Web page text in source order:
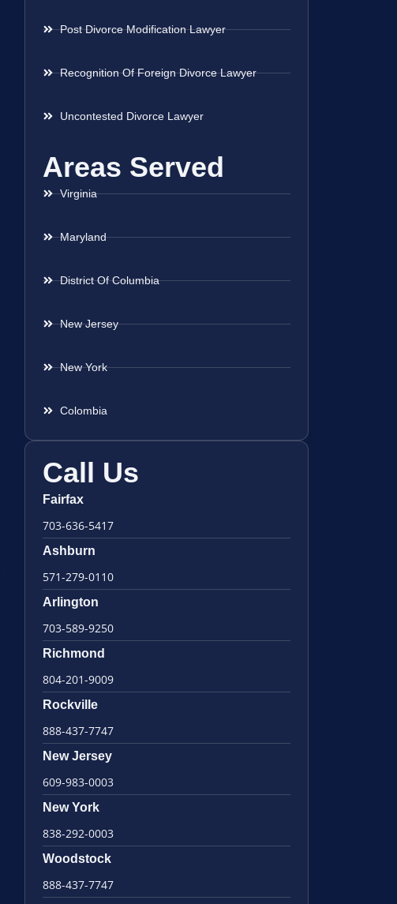
Post Divorce Modification Lawyer
Recognition Of Foreign Divorce Lawyer
Uncontested Divorce Lawyer
Areas Served
Virginia
Maryland
District Of Columbia
New Jersey
New York
Colombia
Call Us
Fairfax
703-636-5417
Ashburn
571-279-0110
Arlington
703-589-9250
Richmond
804-201-9009
Rockville
888-437-7747
New Jersey
609-983-0003
New York
838-292-0003
Woodstock
888-437-7747